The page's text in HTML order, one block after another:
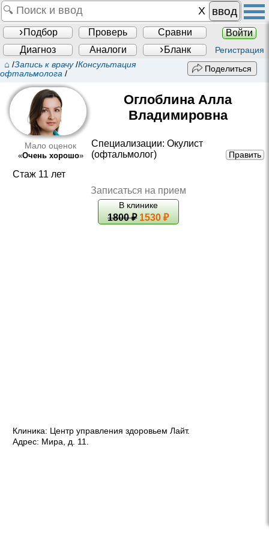
ввод
Подбор Проверь Сравни
Войти
Диагноз
Аналоги Бланк Регистрация
⌂ /Запись к врачу/Консультация
офтальмолога /
Поделиться
Мало оценок
«Очень хорошо»
Оглоблина Алла
Владимировна
Специализации: Окулист
(офтальмолог)
Править
Стаж 11 лет
Записаться на прием
В клинике
1800 ₽ 1530 ₽
Клиника: Центр управления здоровьем Лайт.
Адрес: Мира, д. 11.